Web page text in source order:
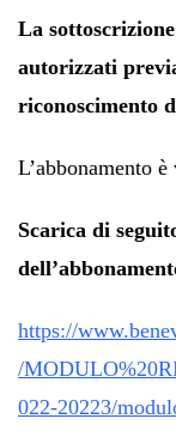
La
autorizzati
riconoscimento
L’abbonamento
Scarica di
https://
/
022-20223/